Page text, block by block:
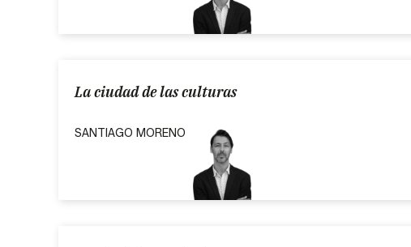
La ciudad de las culturas
SANTIAGO MORENO